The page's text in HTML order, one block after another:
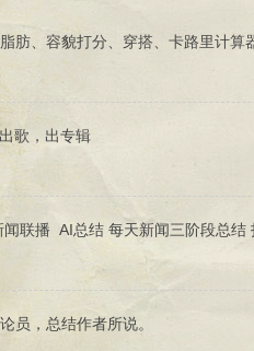
肪、容貌打分、穿搭、卡路里计算
歌，出专辑
闻联播 AI总结 每天新闻三阶段总结
员，总结作者所说。